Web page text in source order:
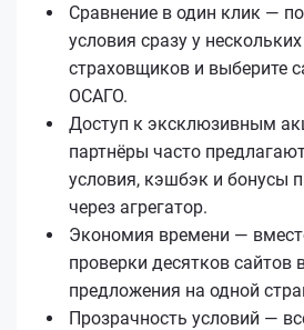
Сравнение в один клик —
условия сразу у
страховщиков и выберите
ОСАГО.
Доступ к эксклюзивным
партнёры часто
условия, кэшбэк и бонусы
через агрегатор.
Экономия времени —
проверки десятков сайтов
предложения на одной
Прозрачность условий —